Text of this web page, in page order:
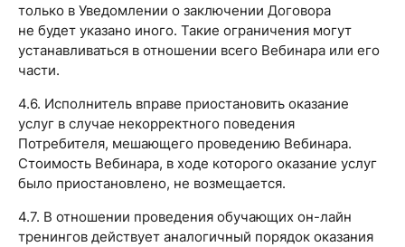
только в Уведомлении о заключении Договора
не будет указано иного. Такие ограничения могут
устанавливаться в отношении всего Вебинара или его
части.
4.6. Исполнитель вправе приостановить оказание
услуг в случае некорректного поведения
Потребителя, мешающего проведению Вебинара.
Стоимость Вебинара, в ходе которого оказание услуг
было приостановлено, не возмещается.
4.7. В отношении проведения обучающих он-лайн
тренингов действует аналогичный порядок оказания